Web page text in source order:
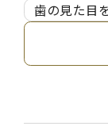
歯の見た目